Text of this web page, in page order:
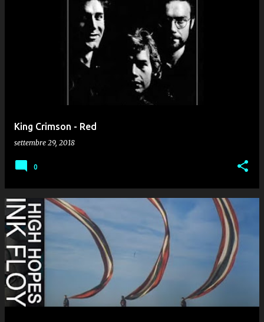
King Crimson - Red
settembre 29, 2018
0